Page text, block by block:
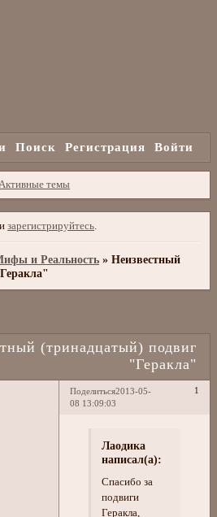
Поиск Регистрация Войти
темы
зарегистрируйтесь
и Реальность »Неизвестный
(тринадцатый) подвиг
"Геракла"
Поделиться 1
2013-05-
08 13:09:03
Лаодика
написал(а):
Спасибо за
подвиги
Геракла,